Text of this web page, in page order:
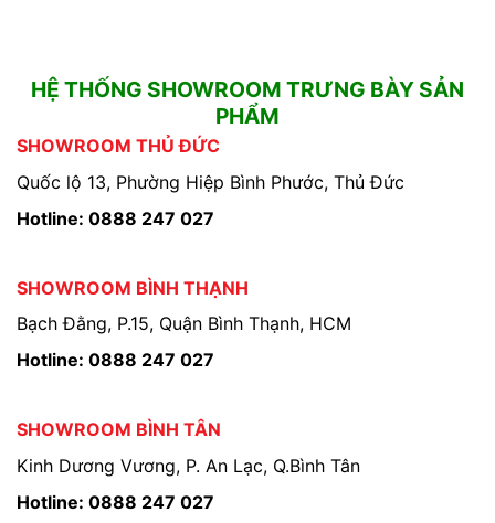
HỆ THỐNG SHOWROOM TRƯNG BÀY SẢN
PHẨM
SHOWROOM THỦ ĐỨC
Quốc lộ 13, Phường Hiệp Bình Phước, Thủ Đức
Hotline: 0888 247 027
SHOWROOM BÌNH THẠNH
Bạch Đằng, P.15, Quận Bình Thạnh, HCM
Hotline: 0888 247 027
SHOWROOM BÌNH TÂN
Kinh Dương Vương, P. An Lạc, Q.Bình Tân
Hotline: 0888 247 027